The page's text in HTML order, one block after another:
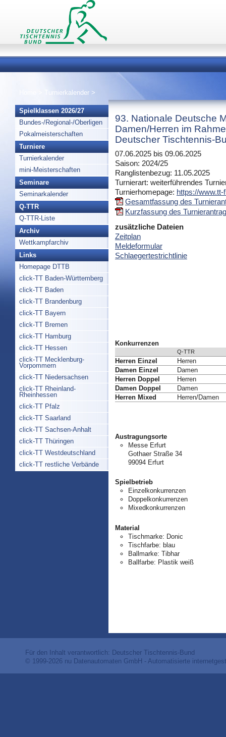
Turnierkalender >
Spielklassen 2026/27
Bundes-/Regional-/Oberligen
Pokalmeisterschaften
Turniere
Turnierkalender
mini-Meisterschaften
Seminare
Seminarkalender
Q-TTR
Q-TTR-Liste
Archiv
Wettkampfarchiv
Links
Homepage DTTB
click-TT Baden-Württemberg
click-TT Baden
click-TT Brandenburg
click-TT Bayern
click-TT Bremen
click-TT Hamburg
click-TT Hessen
click-TT Mecklenburg-
Vorpommern
click-TT Niedersachsen
click-TT Rheinland-
Rheinhessen
click-TT Pfalz
click-TT Saarland
click-TT Sachsen-Anhalt
click-TT Thüringen
click-TT Westdeutschland
click-TT restliche Verbände
93. Nationale Deutsche
Damen/Herren im
Deutscher Tischtennis-
07.06.2025 bis 09.06.2025
Saison: 2024/25
Ranglistenbezug: 11.05.2025
Turnierart: weiterführendes
Turnierhomepage: https://www.tt-
Gesamtfassung des
Kurzfassung des
zusätzliche Dateien
Zeitplan
Meldeformular
Schlaegertestrichtlinie
Konkurrenzen
Q-TTR
Herren Einzel
Herren
Damen Einzel
Damen
Herren Doppel
Herren
Damen Doppel
Damen
Herren Mixed
Herren/Damen
Austragungsorte
Messe Erfurt
Gothaer Straße 34
99094 Erfurt
Spielbetrieb
Einzelkonkurrenzen
Doppelkonkurrenzen
Mixedkonkurrenzen
Material
Tischmarke: Donic
Tischfarbe: blau
Ballmarke: Tibhar
Ballfarbe: Plastik weiß
Für den Inhalt verantwortlich: Deutscher Tischtennis-Bund
© 1999-2026 nu Datenautomaten GmbH - Automatisierte